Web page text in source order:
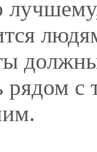
рядом